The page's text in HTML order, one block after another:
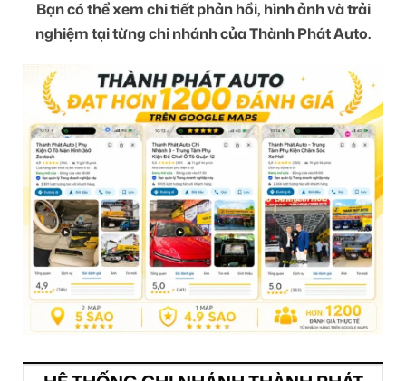
Bạn có thể xem chi tiết phản hồi, hình ảnh và trải
nghiệm tại từng chi nhánh của Thành Phát Auto.